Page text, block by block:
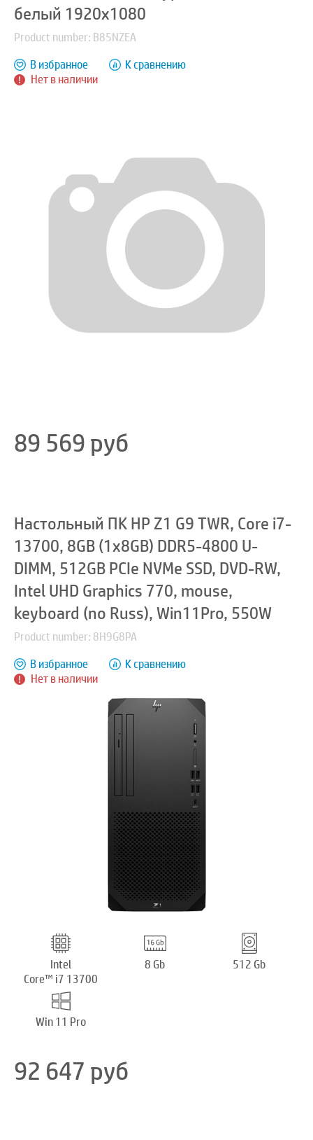
белый 1920x1080
Product number: B85NZEA
Нет в наличии
В избранное К сравнению
89 569руб
Настольный ПК HP Z1 G9 TWR, Core i7-
13700, 8GB (1x8GB) DDR5-4800 U-
DIMM, 512GB PCIe NVMe SSD, DVD-RW,
Intel UHD Graphics 770, mouse,
keyboard (no Russ), Win11Pro, 550W
Product number: 8H9G8PA
Нет в наличии
В избранное К сравнению
Intel
Core™ i7 13700
8 Gb 512 Gb
Win 11 Pro
92 647 руб